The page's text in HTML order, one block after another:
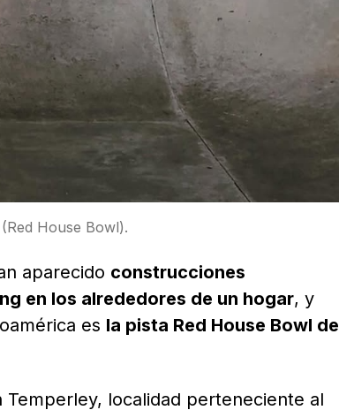
House Bowl).
aparecido construcciones
en los alrededores de un hogar, y
es la pista Red House Bowl de
localidad perteneciente al